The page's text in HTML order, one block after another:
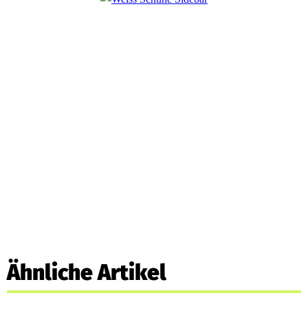
Ähnliche Artikel